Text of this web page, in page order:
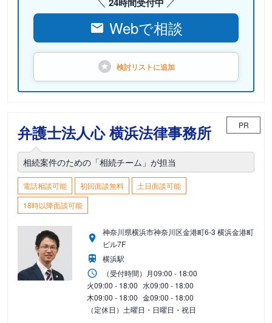
Webで相談
検討リストに追加
弁護士法人心 横浜法律事務所 PR
相続案件のための「相続チーム」が担当
電話相談可能 初回面談無料
土日面談可能
18時以降面談可能
神奈川県横浜市神奈川区金港町6-3 横浜金港町
ビル7F
横浜駅
（受付時間） 月09:00 - 18:00
火09:00 - 18:00 水09:00 - 18:00
木09:00 - 18:00 金09:00 - 18:00
（定休日）土曜日・日曜日・祝日